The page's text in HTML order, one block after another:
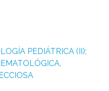
PEDIÁTRICA (II);